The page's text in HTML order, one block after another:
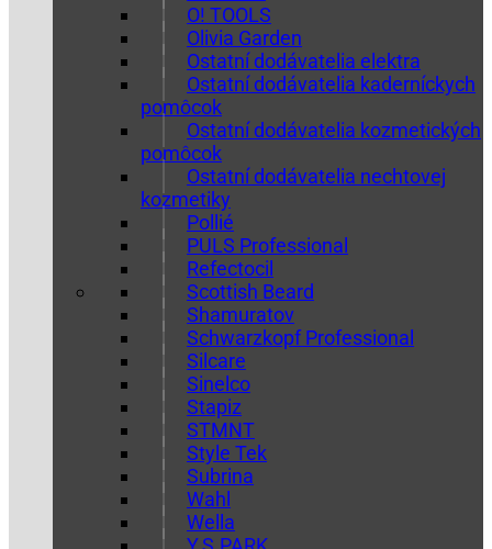
O! TOOLS
Olivia Garden
Ostatní dodávatelia elektra
Ostatní dodávatelia kaderníckych
pomôcok
Ostatní dodávatelia kozmetických
pomôcok
Ostatní dodávatelia nechtovej
kozmetiky
Pollié
PULS Professional
Refectocil
Scottish Beard
Shamuratov
Schwarzkopf Professional
Silcare
Sinelco
Stapiz
STMNT
Style Tek
Subrina
Wahl
Wella